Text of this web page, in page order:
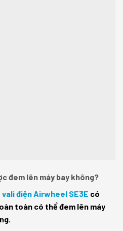
đem lên máy bay không?
vali điện Airwheel SE3E có
toàn có thể đem lên máy